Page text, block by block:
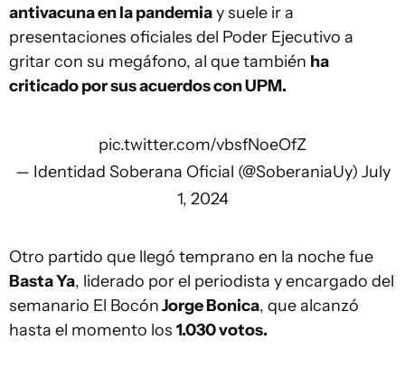
antivacuna en la pandemiay suele ir a
presentaciones oficiales del Poder Ejecutivo a
gritar con su megáfono, al que también ha
criticado por sus acuerdos con UPM.
pic.twitter.com/vbsfNoeOfZ
— Identidad Soberana Oficial (@SoberaniaUy) July
1, 2024
Otro partido que llegó temprano en la noche fue
Basta Ya, liderado por el periodista y encargado del
semanario El BocónJorge Bonica, que alcanzó
hasta el momento los 1.030 votos.